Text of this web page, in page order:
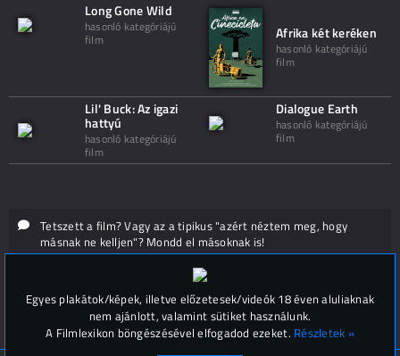
Long Gone Wild
hasonló kategóriájú
film Afrika két keréken
hasonló kategóriájú
film
Lil' Buck: Az igazi
hattyú
hasonló kategóriájú
film
Dialogue Earth
hasonló kategóriájú
film
Tetszett a film? Vagy az a tipikus "azért néztem meg, hogy
másnak ne kelljen"? Mondd el másoknak is!
Hozzászólások (
Egyes plakátok/képek, illetve előzetesek/videók 18 éven aluliaknak
nem ajánlott, valamint sütiket használunk.
A Filmlexikon böngészésével elfogadod ezeket. Részletek »